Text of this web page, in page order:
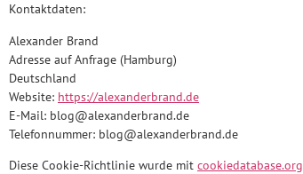
Kontaktdaten:
Alexander Brand
Adresse auf Anfrage (Hamburg)
Deutschland
Website: https://alexanderbrand.de
E-Mail: blog@alexanderbrand.de
Telefonnummer: blog@alexanderbrand.de
Diese Cookie-Richtlinie wurde mit cookiedatabase.org